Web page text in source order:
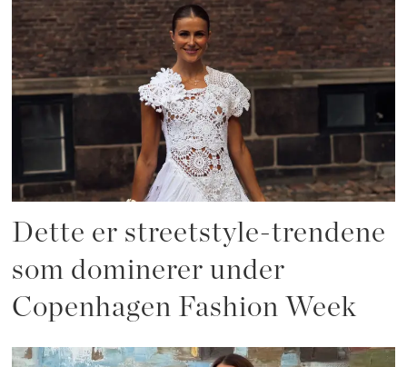
Dette er streetstyle-trendene
som dominerer under
Copenhagen Fashion Week